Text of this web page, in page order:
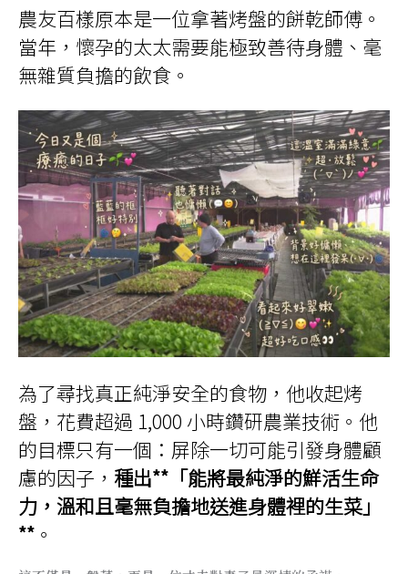
農友百樣原本是一位拿著烤盤的餅乾師傅。
當年，懷孕的太太需要能極致善待身體、毫
無雜質負擔的飲食。
為了尋找真正純淨安全的食物，他收起烤
盤，花費超過 1,000 小時鑽研農業技術。他
的目標只有一個：屏除一切可能引發身體顧
慮的因子， 種出**「能將最純淨的鮮活生命
力，溫和且毫無負擔地送進身體裡的生菜」
** 。